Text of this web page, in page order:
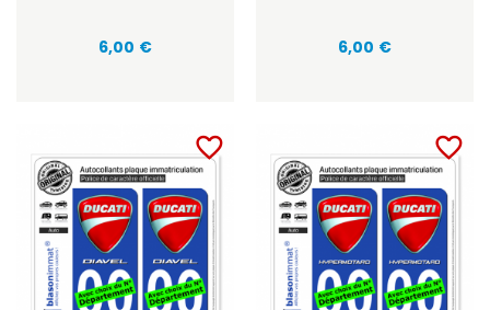
6,00 € 6,00 €
favorite_border favorite_border